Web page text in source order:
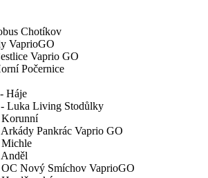
Chotíkov
VaprioGO
Vaprio GO
Počernice
Háje
- Luka Living Stodůlky
Korunní
Arkády Pankrác Vaprio GO
Michle
OC Nový Smíchov VaprioGO